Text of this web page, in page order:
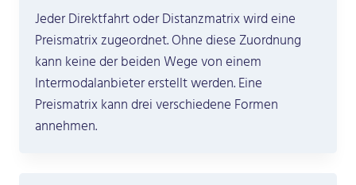
Jeder Direktfahrt oder Distanzmatrix wird eine
Preismatrix zugeordnet. Ohne diese Zuordnung
kann keine der beiden Wege von einem
Intermodalanbieter erstellt werden. Eine
Preismatrix kann drei verschiedene Formen
annehmen.